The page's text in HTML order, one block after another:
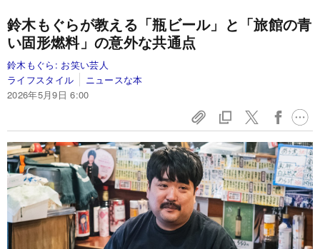
鈴木もぐらが教える「瓶ビール」と「旅館の青
い固形燃料」の意外な共通点
鈴木もぐら: お笑い芸人
ライフスタイル
ニュースな本
2026年5月9日 6:00